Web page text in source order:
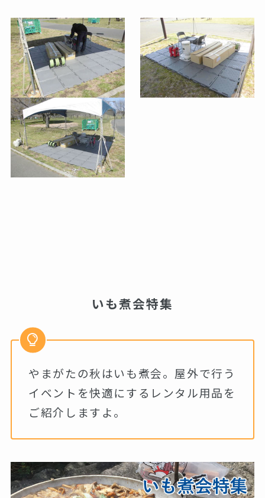
いも煮会特集
やまがたの秋はいも煮会。屋外で行う
イベントを快適にするレンタル用品を
ご紹介しますよ。